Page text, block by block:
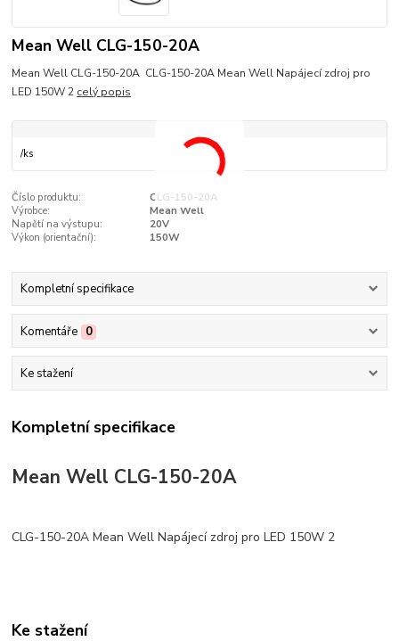
Mean Well CLG-150-20A
Mean Well CLG-150-20A CLG-150-20A Mean Well Napájecí zdroj pro
LED 150W 2 celý popis
/ks
Číslo produktu:
CLG-150-20A
Výrobce:
Mean Well
Napětí na výstupu:
20V
Výkon (orientační):
150W
Kompletní specifikace
Komentáře 0
Ke stažení
Kompletní specifikace
Mean Well CLG-150-20A
CLG-150-20A Mean Well Napájecí zdroj pro LED 150W 2
Ke stažení